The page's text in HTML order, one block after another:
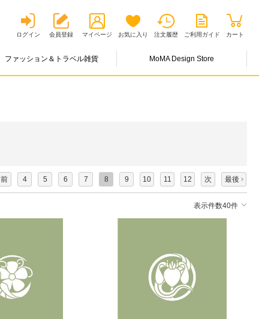
ログイン 会員登録 マイページ お気に入り 注文履歴 ご利用ガイド カート
ファッション＆トラベル雑貨 MoMA Design Store
前 4 5 6 7 8 9 10 11 12 次 最後
表示件数40件